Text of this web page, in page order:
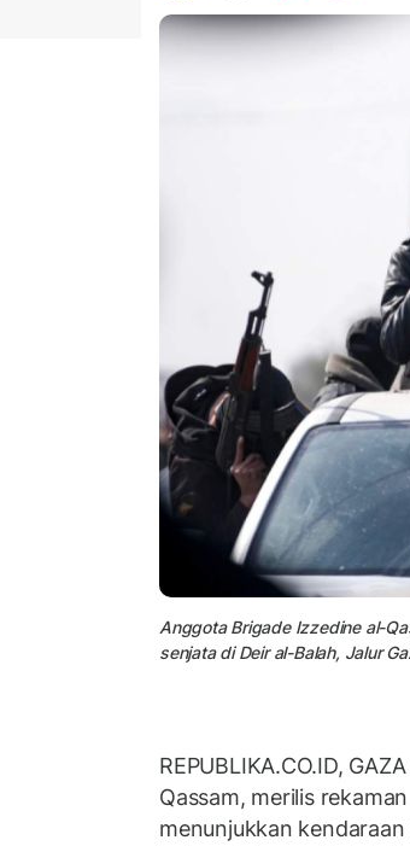
Anggota Brigade Izzedine al-
senjata di Deir al-Balah, Jalur
REPUBLIKA.CO.ID,
Qassam, merilis
menunjukkan